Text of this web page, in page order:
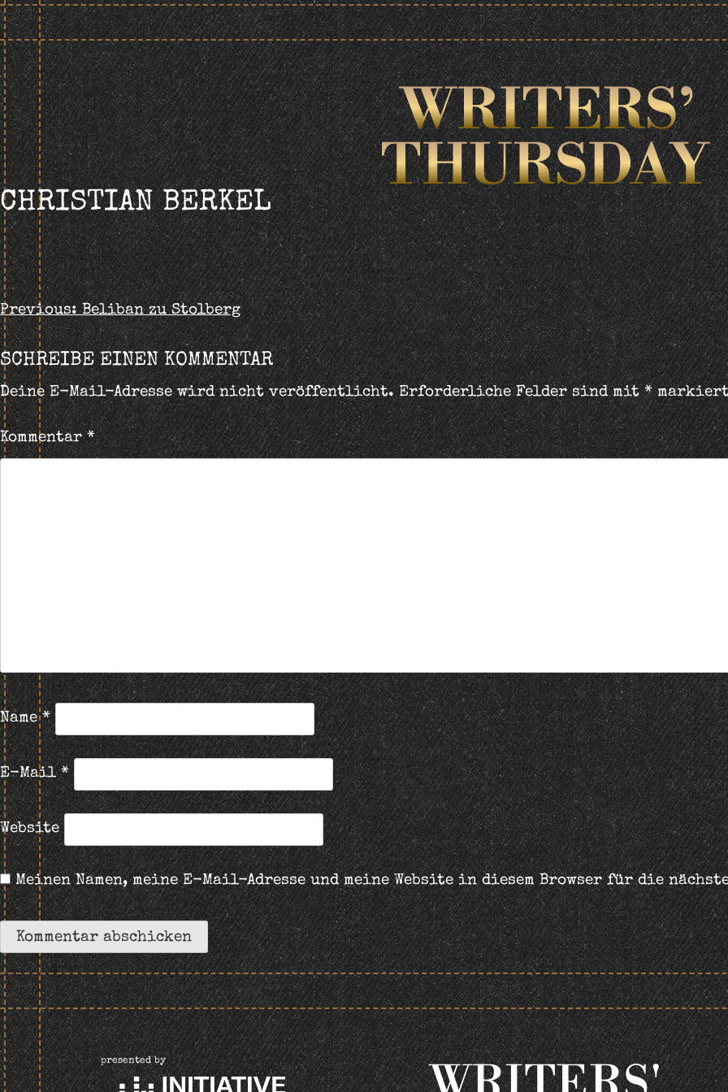
Skip
to
content
CHRISTIAN BERKEL
BEITRAGS-
NAVIGATION
Previous: Beliban zu Stolberg
SCHREIBE EINEN KOMMENTAR
Deine E-Mail-Adresse wird nicht veröffentlicht. Erforderliche Felder sind mit*
Kommentar*
Name*
E-Mail*
Website
Meinen Namen, meine E-Mail-Adresse und meine Website in diesem Browser für die
presented by